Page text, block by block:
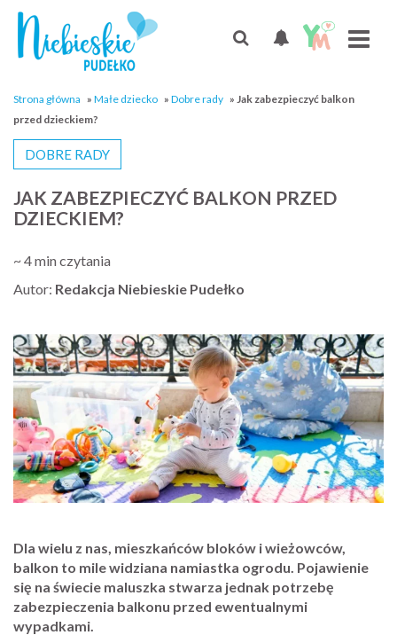
Strona główna » Małe dziecko » Dobre rady » Jak zabezpieczyć balkon
przed dzieckiem?
JAK ZABEZPIECZYĆ BALKON PRZED
DZIECKIEM?
DOBRE RADY
~ 4 min czytania
Autor: Redakcja Niebieskie Pudełko
Dla wielu z nas, mieszkańców bloków i wieżowców,
balkon to mile widziana namiastka ogrodu. Pojawienie
się na świecie maluszka stwarza jednak potrzebę
zabezpieczenia balkonu przed ewentualnymi
wypadkami.